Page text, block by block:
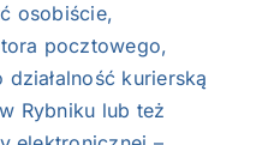
osobiście,
pocztowego,
kurierską
Rybniku lub też